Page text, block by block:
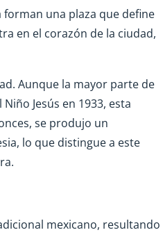
forman una plaza que define
en el corazón de la ciudad,
Aunque la mayor parte de
Jesús en 1933, esta
se produjo un
lo que distingue a este
mexicano, resultando